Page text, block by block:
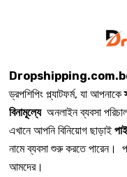
ড্রপশিপিং প্ল্যাটফর্ম, যা আপনাকে
বিনামূল্যেঅনলাইন ব্যবসা
এখানে আপনি বিনিয়োগ ছাড়াই
নামে ব্যবসা শুরু করতে পারেন।
আমদের।